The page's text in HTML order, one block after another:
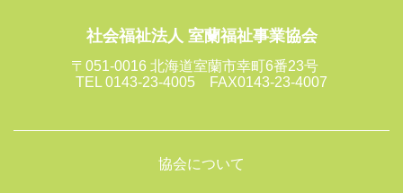
社会福祉法人 室蘭福祉事業協会
〒051-0016 北海道室蘭市幸町6番23号
TEL 0143-23-4005 FAX0143-23-4007
協会について